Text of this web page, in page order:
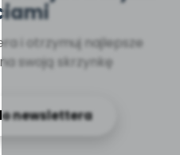
i otrzymuj najlepsze
swoją skrzynkę
newslettera